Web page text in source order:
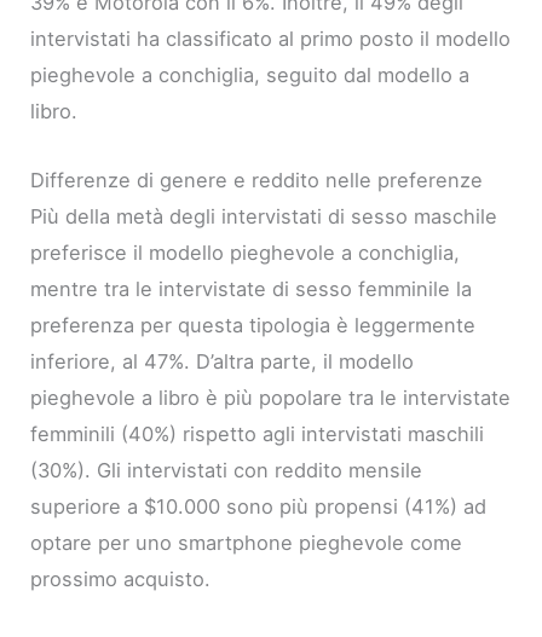
intervistati ha classificato al primo posto il modello
pieghevole a conchiglia, seguito dal modello a
libro.
Differenze di genere e reddito nelle preferenze
Più della metà degli intervistati di sesso maschile
preferisce il modello pieghevole a conchiglia,
mentre tra le intervistate di sesso femminile la
preferenza per questa tipologia è leggermente
inferiore, al 47%. D’altra parte, il modello
pieghevole a libro è più popolare tra le intervistate
femminili (40%) rispetto agli intervistati maschili
(30%). Gli intervistati con reddito mensile
superiore a $10.000 sono più propensi (41%) ad
optare per uno smartphone pieghevole come
prossimo acquisto.